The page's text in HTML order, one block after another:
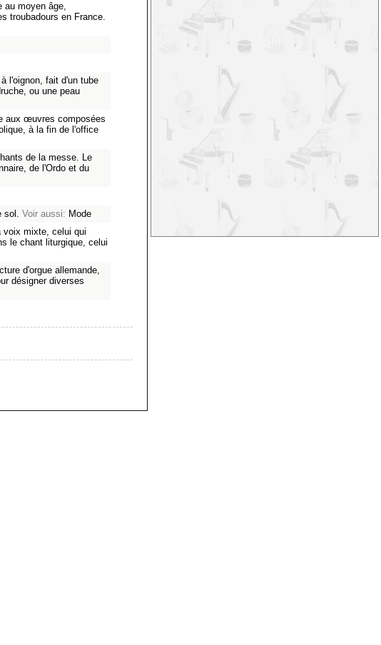
au moyen âge,
troubadours en France.
l'oignon, fait d'un tube
ou une peau
aux œuvres composées
à la fin de l'office
de la messe. Le
de l'Ordo et du
sol. Voir aussi: Mode
voix mixte, celui qui
le chant liturgique, celui
d'orgue allemande,
désigner diverses